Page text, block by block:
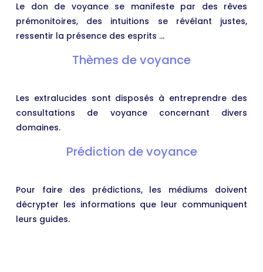
Le don de voyance se manifeste par des rêves
prémonitoires, des intuitions se révélant justes,
ressentir la présence des esprits …
Thèmes de voyance
Les extralucides sont disposés à entreprendre des
consultations de voyance concernant divers
domaines.
Prédiction de voyance
Pour faire des prédictions, les médiums doivent
décrypter les informations que leur communiquent
leurs guides.